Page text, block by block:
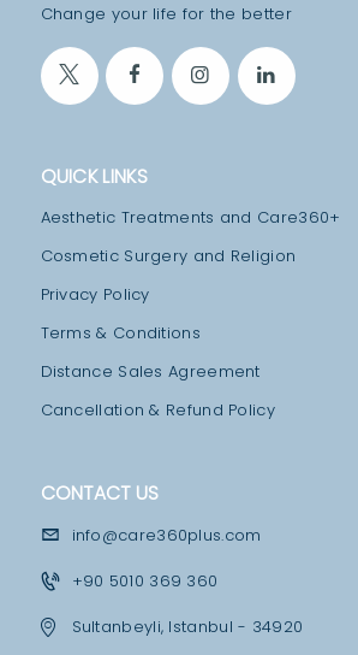
Change your life for the better
QUICK LINKS
Aesthetic Treatments and Care360+
Cosmetic Surgery and Religion
Privacy Policy
Terms & Conditions
Distance Sales Agreement
Cancellation & Refund Policy
CONTACT US
info@care360plus.com
+90 5010 369 360
Sultanbeyli, Istanbul - 34920